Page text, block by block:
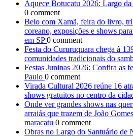
Aquece Botucatu 2026: Largo
0 comment
Belo com Xamã, feira do livro,
coreano, exposições e shows
em SP0 comment
Festa do Cururuquara chega à
comunidades tradicionais do
Festas Juninas 2026: Confira as
Paulo 0 comment
Virada Cultural 2026 reúne 16
shows gratuitos no centro da
Onde ver grandes shows nas
arraiás que trazem de João
maracatu 0 comment
Obras no Largo do Santuário de